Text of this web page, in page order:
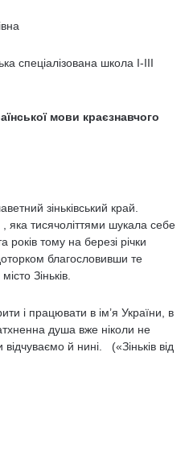
спеціалізована школа І-ІІІ
мови краєзнавчого
зіньківський край.
тисячоліттями шукала себе
років тому на березі річки
благословивши те
Зіньків.
і працювати в ім’я України, в
душа вже ніколи не
й нині. («Зіньків від